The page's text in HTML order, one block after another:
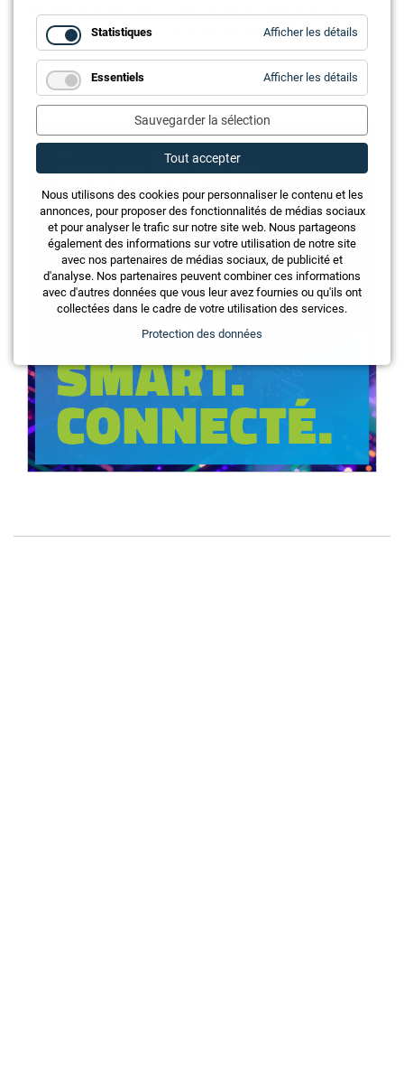
qualité et d’ouvrir de nouvelles possibilités.
Annonce
Statistiques Afficher les détails
Essentiels Afficher les détails
Sauvegarder la sélection
Tout accepter
Nous utilisons des cookies pour personnaliser le contenu et les
annonces, pour proposer des fonctionnalités de médias sociaux
et pour analyser le trafic sur notre site web. Nous partageons
également des informations sur votre utilisation de notre site
avec nos partenaires de médias sociaux, de publicité et
d'analyse. Nos partenaires peuvent combiner ces informations
avec d'autres données que vous leur avez fournies ou qu'ils ont
collectées dans le cadre de votre utilisation des services.
Protection des données